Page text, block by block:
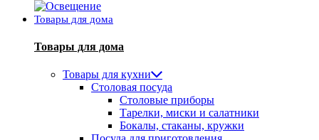
Товары для дома
Товары для дома
Товары для кухни
Столовая посуда
Столовые приборы
Тарелки, миски и салатники
Бокалы, стаканы, кружки